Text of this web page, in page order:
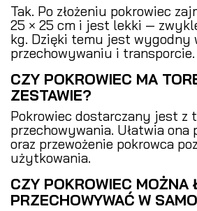
Tak. Po złożeniu pokrowiec
25 × 25 cm i jest lekki —
kg. Dzięki temu jest wygodny
przechowywaniu i transporcie.
CZY POKROWIEC MA
ZESTAWIE?
Pokrowiec dostarczany jest z
przechowywania. Ułatwia ona
oraz przewożenie pokrowca
użytkowania.
CZY POKROWIEC MOŻNA
PRZECHOWYWAĆ W